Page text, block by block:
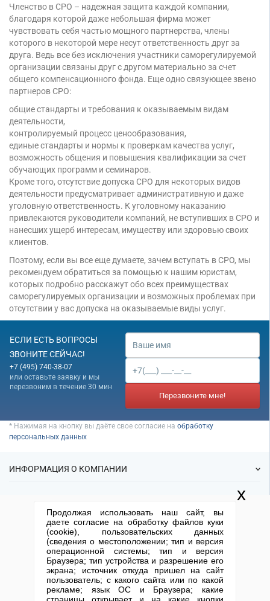
Членство в СРО – надежная защита каждой компании,
благодаря которой даже небольшая фирма может
чувствовать себя частью мощного партнерства, члены
которого в некоторой мере несут ответственность друг за
друга. Ведь все без исключения участники саморегулируемой
организации связаны друг с другом материально за счет
общего компенсационного фонда. Еще одно связующее звено
партнеров СРО:
общие стандарты и требования к оказываемым видам
деятельности,
контролируемый процесс ценообразования,
единые стандарты и нормы к проверкам качества услуг,
возможность общения и повышения квалификации за счет
обучающих программ и семинаров.
Кроме того, отсутствие допуска СРО для некоторых видов
деятельности предусматривает административную и даже
уголовную ответственность. К уголовному наказанию
привлекаются руководители компаний, не вступивших в СРО и
нанесших ущерб интересам, имуществу или здоровью своих
клиентов.
Поэтому, если вы все еще думаете, зачем вступать в СРО, мы
рекомендуем обратиться за помощью к нашим юристам,
которых подробно расскажут обо всех преимуществах
саморегулируемых организации и возможных проблемах при
отсутствии у вас допуска на оказываемые виды услуг.
ЕСЛИ ЕСТЬ ВОПРОСЫ
ЗВОНИТЕ СЕЙЧАС!
+7 (495) 740-38-07
или оставьте заявку и мы
перезвоним в течение 30 мин
Перезвоните мне!
* Нажимая на кнопку вы даёте свое согласие на обработку
персональных данных
ИНФОРМАЦИЯ О КОМПАНИИ
Спецпредложения
Готовые фирмы
Продажа фирм
Регистрация
Ликвидация
Регистрация изменений
КОНТАКТНАЯ ИНФОРМАЦИЯ
+7 (495) 740-38-07
(По Москве)
mail@1-urist.ru
Спросить у юриста
Москва, ул. Сущевский вал,
Продолжая использовать наш сайт, вы
даете согласие на обработку файлов куки
(cookie), пользовательских данных
(сведения о местоположении; тип и версия
операционной системы; тип и версия
Браузера; тип устройства и разрешение его
экрана; источник откуда пришел на сайт
пользователь; с какого сайта или по какой
рекламе; язык ОС и Браузера; какие
x